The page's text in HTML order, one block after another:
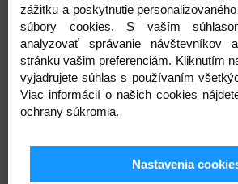
zážitku a poskytnutie
súbory cookies. S vaším
analyzovať správanie návštevníkov
stránku vašim preferenciám. Kliknutím
vyjadrujete súhlas s používaním
Viac informácií o našich cookies
ochrany súkromia.
Nastavenia